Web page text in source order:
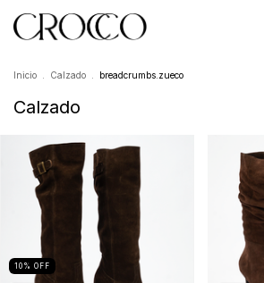
Inicio Calzado breadcrumbs.zueco
Calzado
10 % OFF